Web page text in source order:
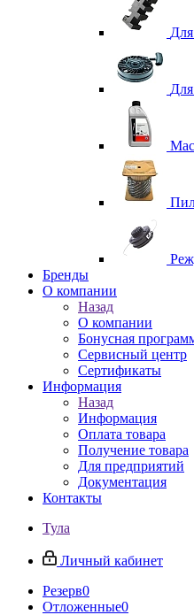
Бренды
О компании
Назад
О компании
Бонусная
Сервисный центр
Сертификаты
Информация
Назад
Информация
Оплата товара
Получение товара
Для предприятий
Документация
Контакты
Тула
Личный кабинет
Резерв0
Отложенные0